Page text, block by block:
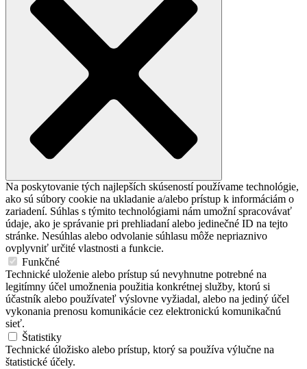
Na poskytovanie tých najlepších skúseností používame technológie,
ako sú súbory cookie na ukladanie a/alebo prístup k informáciám o
zariadení. Súhlas s týmito technológiami nám umožní spracovávať
údaje, ako je správanie pri prehliadaní alebo jedinečné ID na tejto
stránke. Nesúhlas alebo odvolanie súhlasu môže nepriaznivo
ovplyvniť určité vlastnosti a funkcie.
Funkčné
Technické uloženie alebo prístup sú nevyhnutne potrebné na
legitímny účel umožnenia použitia konkrétnej služby, ktorú si
účastník alebo používateľ výslovne vyžiadal, alebo na jediný účel
vykonania prenosu komunikácie cez elektronickú komunikačnú
sieť.
Štatistiky
Technické úložisko alebo prístup, ktorý sa používa výlučne na
štatistické účely.